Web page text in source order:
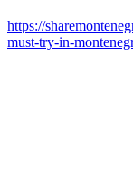
https://
must-try-in-